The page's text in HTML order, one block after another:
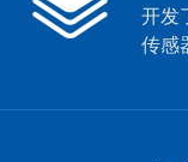
开发
传感